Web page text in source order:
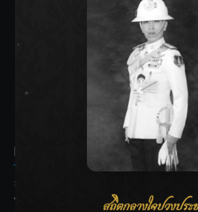
SIAMRATH
THE BEST
Recent Posts
ลุยไม่หยุด!! กรมชลฯ เร่งเคลียร์ผักตบชวา-
ทั่วไทย